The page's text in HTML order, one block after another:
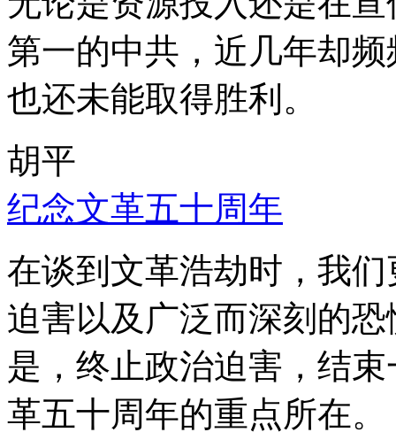
第一的中共，近几年却
也还未能取得胜利。
胡平
纪念文革五十周年
在谈到文革浩劫时，我
迫害以及广泛而深刻的
是，终止政治迫害，结
革五十周年的重点所在。